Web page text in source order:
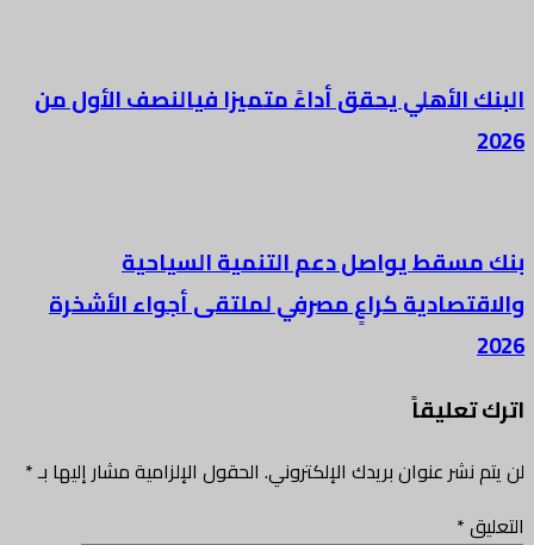
البنك الأهلي يحقق أداءً متميزا فيالنصف الأول من
2026
بنك مسقط يواصل دعم التنمية السياحية
والاقتصادية كراعٍ مصرفي لملتقى أجواء الأشخرة
2026
اترك تعليقاً
لن يتم نشر عنوان بريدك الإلكتروني. الحقول الإلزامية مشار إليها بـ*
التعليق*